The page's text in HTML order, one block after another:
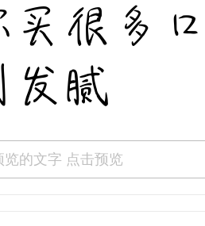
很多
发腻